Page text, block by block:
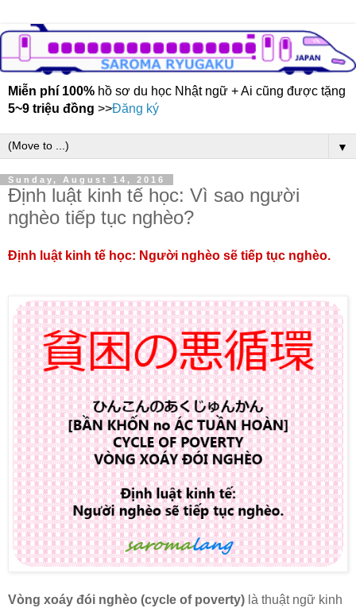
Miễn phí 100% hồ sơ du học Nhật ngữ + Ai cũng được tặng
5~9 triệu đồng >>Đăng ký
▼
Sunday, August 14, 2016
Định luật kinh tế học: Vì sao người
nghèo tiếp tục nghèo?
Định luật kinh tế học: Người nghèo sẽ tiếp tục nghèo.
Vòng xoáy đói nghèo (cycle of poverty) là thuật ngữ kinh